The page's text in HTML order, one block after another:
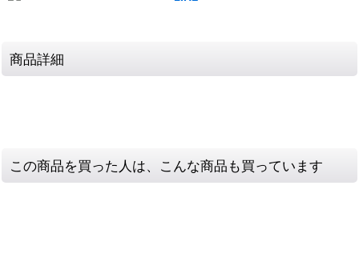
商品詳細
この商品を買った人は、こんな商品も買っています